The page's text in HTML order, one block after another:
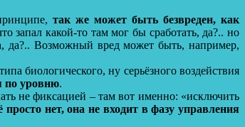
так же может быть безвреден, как
запал какой-то там мог бы сработать, да?.. но
да?.. Возможный вред может быть, например,
биологического, ну серьёзного воздействия
по уровню.
не фиксацией – там вот именно: «исключить
нет, она не входит в фазу управления